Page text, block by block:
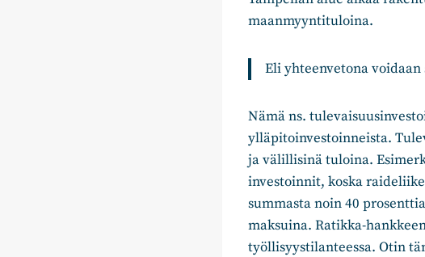
maanmyyntituloina.
Eli yhteenvetona
Nämä ns.
ylläpitoinvestoinneista.
ja välillisinä tuloina.
investoinnit, koska
summasta noin 40
maksuina. Ratikka-
työllisyystilanteessa. Otin